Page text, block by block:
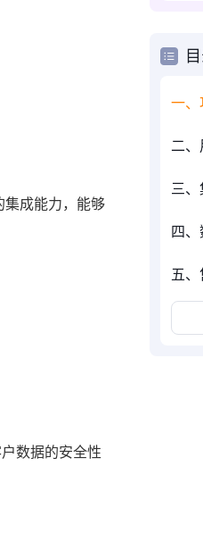
集成能力，能够
数据的安全性
一、
二
三
四
五